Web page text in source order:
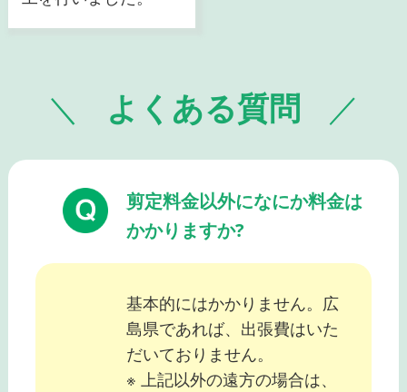
よくある質問
剪定料金以外になにか料金は
かかりますか?
基本的にはかかりません。広
島県であれば、出張費はいた
だいておりません。
※ 上記以外の遠方の場合は、